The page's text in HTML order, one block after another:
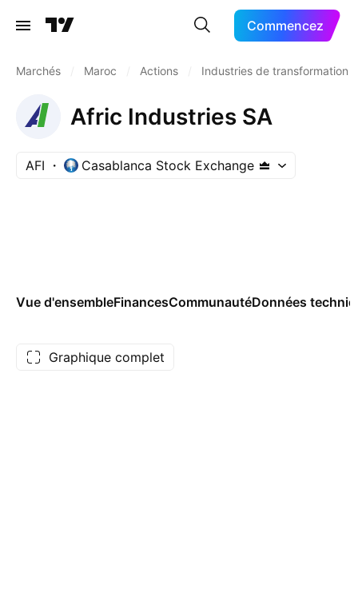
Commencez
Marchés Maroc Actions Industries de transformation
Afric Industries SA
AFI Casablanca Stock Exchange
Vue d'ensembleFinancesCommunautéDonnées
Graphique complet